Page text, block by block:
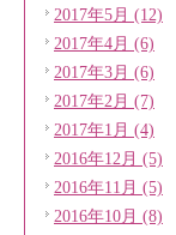
2017年5月 (12)
2017年4月 (6)
2017年3月 (6)
2017年2月 (7)
2017年1月 (4)
2016年12月 (5)
2016年11月 (5)
2016年10月 (8)